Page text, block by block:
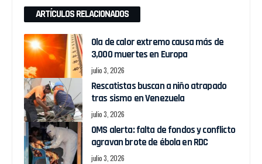
ARTÍCULOS RELACIONADOS
Ola de calor extremo causa más de
3,000 muertes en Europa
julio 3, 2026
Rescatistas buscan a niño atrapado
tras sismo en Venezuela
julio 3, 2026
OMS alerta: falta de fondos y conflicto
agravan brote de ébola en RDC
julio 3, 2026